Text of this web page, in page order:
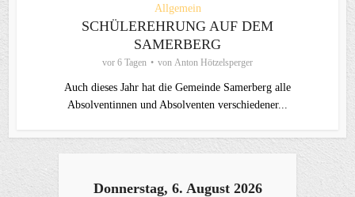
Allgemein
SCHÜLEREHRUNG AUF DEM
SAMERBERG
vor 6 Tagen von Anton Hötzelsperger
Auch dieses Jahr hat die Gemeinde Samerberg alle
Absolventinnen und Absolventen verschiedener...
Donnerstag, 6. August 2026